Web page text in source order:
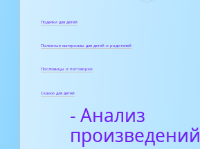
Поделки для детей
Полезные материалы для детей и родителей
Пословицы и поговорки
Сказки для детей
- Анализ
произведений